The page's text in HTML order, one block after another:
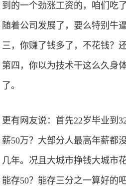
到的一个劲涨工资的，咱们吃
随着公司发展了，要么特别牛
三，你赚了钱多了，不花钱？
第四，你以为技术干这么久身
了。
更有网友说：首先22岁毕业到
薪50万？大部分人最高年薪都
几年。况且大城市挣钱大城市
能存50？能存三分之一算好的吧